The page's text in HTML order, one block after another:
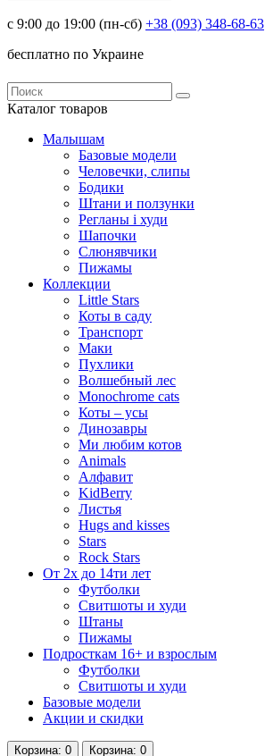
с 9:00 до 19:00 (пн-сб) +38 (093) 348-68-63
беcплатно по Украине
Каталог товаров
Малышам
Базовые модели
Человечки, слипы
Бодики
Штани и ползунки
Регланы і худи
Шапочки
Слюнявчики
Пижамы
Коллекции
Little Stars
Коты в саду
Транспорт
Маки
Пухлики
Волшебный лес
Monochrome cats
Коты – усы
Динозавры
Ми любим котов
Animals
Алфавит
KidBerry
Листья
Hugs and kisses
Stars
Rock Stars
От 2х до 14ти лет
Футболки
Свитшоты и худи
Штаны
Пижамы
Подросткам 16+ и взрослым
Футболки
Свитшоты и худи
Базовые модели
Акции и скидки
Корзина: 0 Корзина: 0